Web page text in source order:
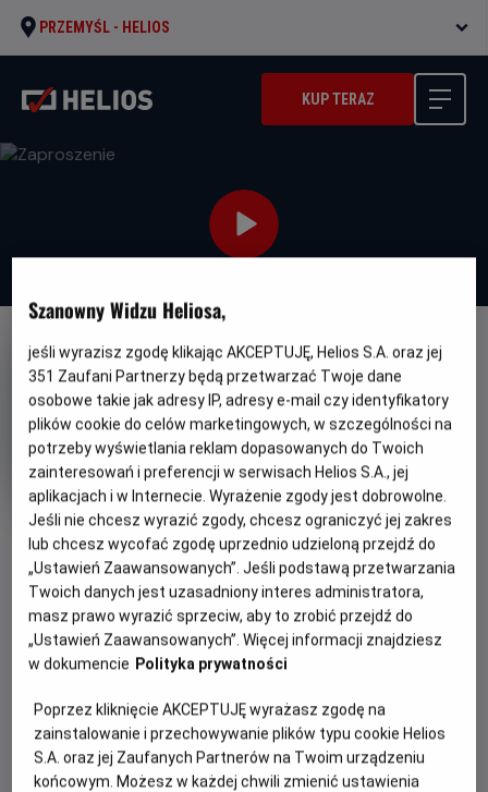
PRZEMYŚL - HELIOS
KUP TERAZ
NAPISY
OBSERWUJ
Zaproszenie
Oryginalny
tytuł
The Invite Gatunek
Komedia
Minimalny
wiek
Od 15 lat
Czas
trwania
107 min
Kraj
rok
produkcji
USA (2026)
OCENA HELIOS
PREMIERA
3 lipca 2026
REŻYSERIA
Olivia Wilde
SCENARIUSZ
Will McCormack, Rashida
Jones, Cesc Gay
OBSADA
Edward Norton, Penelope Cruz, Olivia Wilde, Seth Rogen
WIĘCEJ SZCZEGÓŁÓW
OPIS FILMU
Joe i Angela są małżeństwem z kilkunastoletnim stażem. Z
pozoru ich związek wydaje się wręcz wzorcowy: zgodne,
spokojne życie w porządnej dzielnicy, udane dziecko, niezły
Szanowny Widzu Heliosa,
jeśli wyrazisz zgodę klikając AKCEPTUJĘ, Helios S.A. oraz jej
351 Zaufani Partnerzy będą przetwarzać Twoje dane
osobowe takie jak adresy IP, adresy e-mail czy identyfikatory
plików cookie do celów marketingowych, w szczególności na
potrzeby wyświetlania reklam dopasowanych do Twoich
zainteresowań i preferencji w serwisach Helios S.A., jej
aplikacjach i w Internecie. Wyrażenie zgody jest dobrowolne.
Jeśli nie chcesz wyrazić zgody, chcesz ograniczyć jej zakres
lub chcesz wycofać zgodę uprzednio udzieloną przejdź do
„Ustawień Zaawansowanych”. Jeśli podstawą przetwarzania
Twoich danych jest uzasadniony interes administratora,
masz prawo wyrazić sprzeciw, aby to zrobić przejdź do
„Ustawień Zaawansowanych”. Więcej informacji znajdziesz
w dokumencie Polityka prywatności
Poprzez kliknięcie AKCEPTUJĘ wyrażasz zgodę na
zainstalowanie i przechowywanie plików typu cookie Helios
S.A. oraz jej Zaufanych Partnerów na Twoim urządzeniu
końcowym. Możesz w każdej chwili zmienić ustawienia